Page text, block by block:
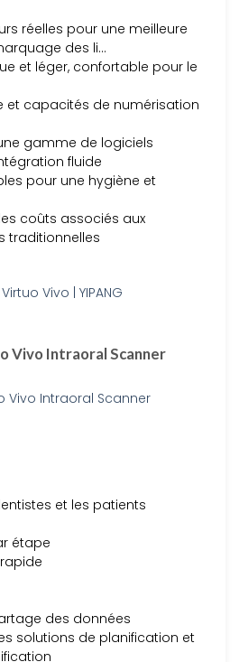
réelles pour une meilleure
des li…
et léger, confortable pour le
et capacités de numérisation
gamme de logiciels
fluide
pour une hygiène et
coûts associés aux
traditionnelles
Vivo Intraoral Scanner
et les patients
étape
des données
solutions de planification et